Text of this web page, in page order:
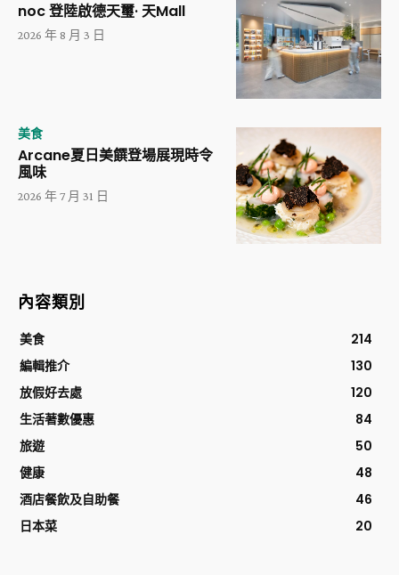
noc 登陸啟德天璽· 天Mall
2026 年 8 月 3 日
美食
Arcane夏日美饌登場展現時令
風味
2026 年 7 月 31 日
內容類別
美食
214
編輯推介
130
放假好去處
120
生活著數優惠
84
旅遊
50
健康
48
酒店餐飲及自助餐
46
日本菜
20